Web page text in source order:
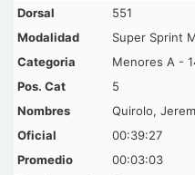
551
Super Sprint
Menores A -
5
Quirolo,
00:39:27
00:03:03